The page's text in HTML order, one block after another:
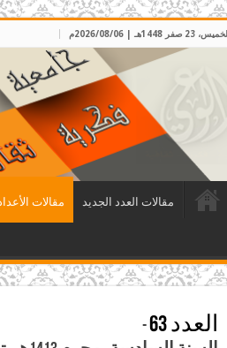
الخميس، 23 صفر 1448هـ | 2026/08/06م
مقالات العدد الجديد مقالات
العدد 63
-